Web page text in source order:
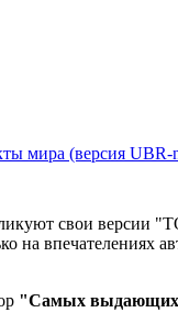
мира (версия UBR-
свои версии
на впечателениях
"Самых